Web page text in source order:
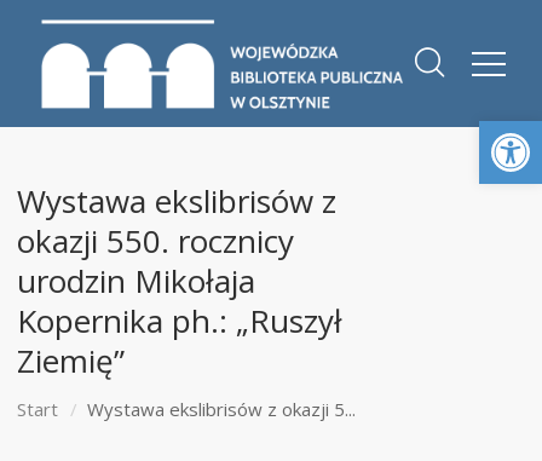
Wystawa ekslibrisów z
okazji 550. rocznicy
urodzin Mikołaja
Kopernika ph.: „Ruszył
Ziemię”
Start Wystawa ekslibrisów z okazji 5...